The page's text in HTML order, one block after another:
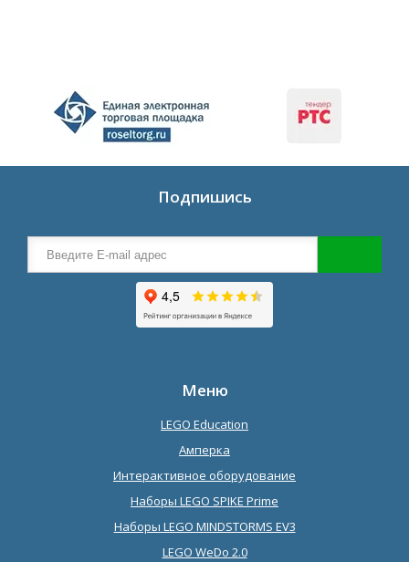
Подпишись
Меню
LEGO Education
Амперка
Интерактивное оборудование
Наборы LEGO SPIKE Prime
Наборы LEGO MINDSTORMS EV3
LEGO WeDo 2.0